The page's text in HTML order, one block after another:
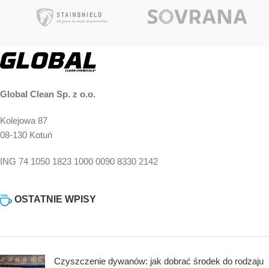
Kup i otrzymaj 13
Global Clean Sp. z o.o.
Kolejowa 87
08-130 Kotuń
ING 74 1050 1823 1000 0090 8330 2142
OSTATNIE WPISY
Czyszczenie dywanów: jak dobrać środek do rodzaju